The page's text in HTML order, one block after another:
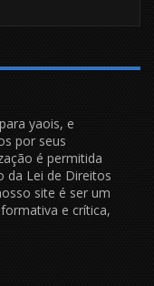
yaois, e
por seus
é permitida
da Lei de Direitos
site é ser um
e crítica,